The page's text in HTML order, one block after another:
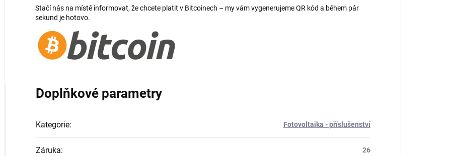
Stačí nás na místě informovat, že chcete platit v Bitcoinech – my vám vygenerujeme QR kód a během pár
sekund je hotovo.
Doplňkové parametry
Kategorie: Fotovoltaika - příslušenství
Záruka: 26